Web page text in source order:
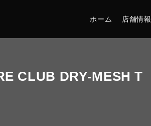
ホーム 店舗情報
CLUB DRY-MESH T